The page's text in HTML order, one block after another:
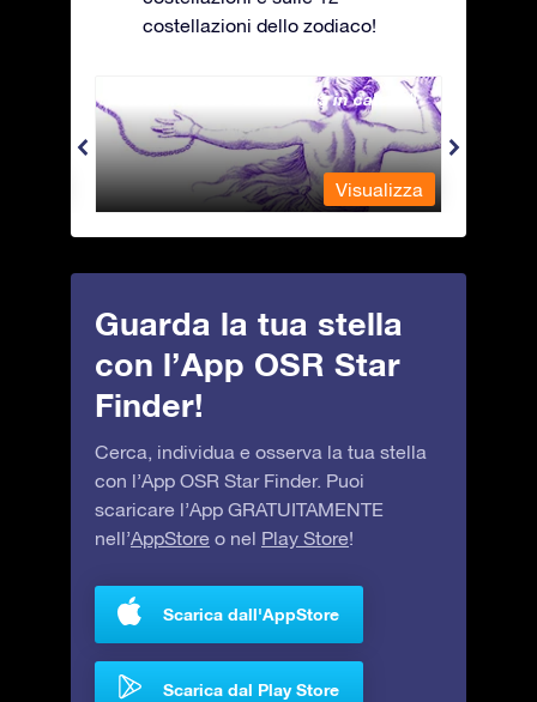
costellazioni dello zodiaco!
Andromeda - La fanciulla in catene
Visualizza
Guarda la tua stella
con l’App OSR Star
Finder!
Cerca, individua e osserva la tua stella
con l’App OSR Star Finder. Puoi
scaricare l’App GRATUITAMENTE
nell’AppStore o nel Play Store!
Scarica dall'AppStore
Scarica dal Play Store